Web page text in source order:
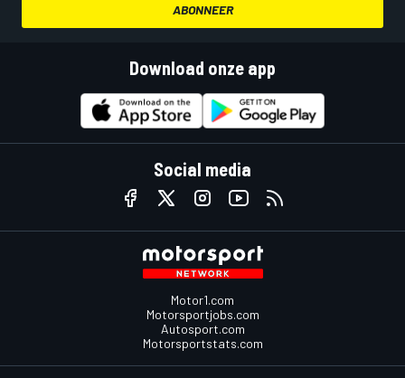
ABONNEER
Download onze app
Social media
Motor1.com
Motorsportjobs.com
Autosport.com
Motorsportstats.com